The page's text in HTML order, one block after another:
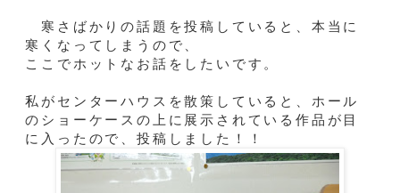
寒さばかりの話題を投稿していると、本当に
寒くなってしまうので、
ここでホットなお話をしたいです。
私がセンターハウスを散策していると、ホール
のショーケースの上に展示されている作品が目
に入ったので、投稿しました！！